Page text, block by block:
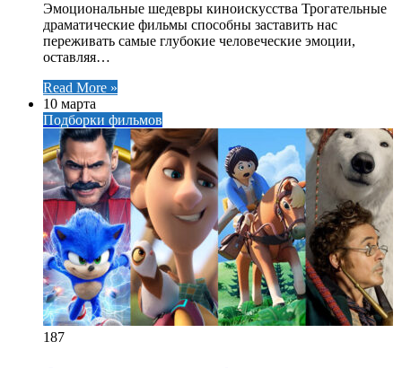
Эмоциональные шедевры киноискусства Трогательные
драматические фильмы способны заставить нас
переживать самые глубокие человеческие эмоции,
оставляя…
Read More »
10 марта
Подборки фильмов
187